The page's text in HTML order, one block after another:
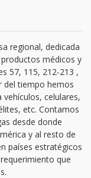
regional, dedicada
médicos y
57, 115, 212-213 ,
del tiempo hemos
celulares,
etc. Contamos
desde donde
y al resto de
países estratégicos
que